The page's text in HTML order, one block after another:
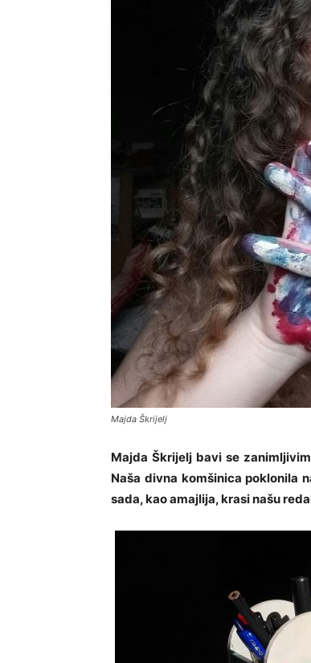
Majda Škrijelj
Majda Škrijelj bavi se
Naša divna komšinica poklonila
sada, kao amajlija, krasi našu